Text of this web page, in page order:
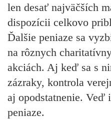
len desať najväčších
dispozícii celkovo
Ďalšie peniaze sa
na rôznych
akciách. Aj keď sa s
zázraky, kontrola
aj opodstatnenie. Veď
peniaze.